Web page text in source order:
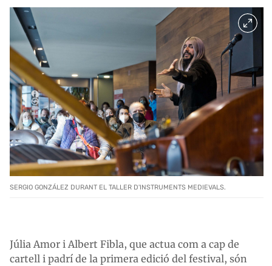
SERGIO GONZÁLEZ DURANT EL TALLER D'INSTRUMENTS MEDIEVALS.
Júlia Amor i Albert Fibla, que actua com a cap de
cartell i padrí de la primera edició del festival, són